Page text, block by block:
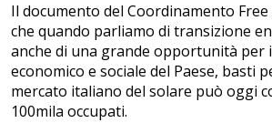
Il documento del Coordinamento
che quando parliamo di transizione
anche di una grande opportunità per
economico e sociale del Paese, basti
mercato italiano del solare può oggi
100mila occupati.